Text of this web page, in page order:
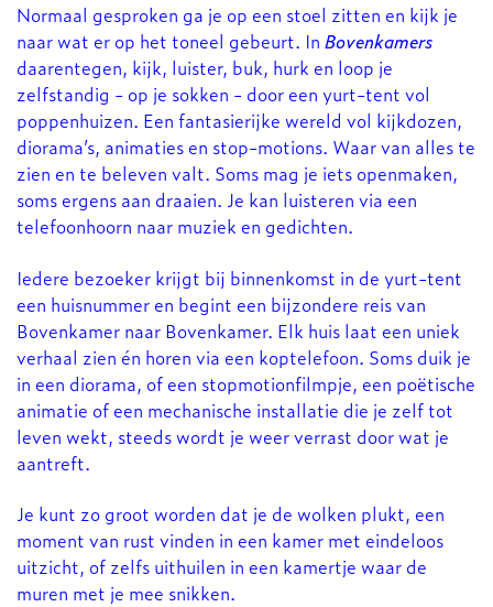
Normaal gesproken ga je op een stoel zitten en kijk je
naar wat er op het toneel gebeurt. In Bovenkamers
daarentegen, kijk, luister, buk, hurk en loop je
zelfstandig - op je sokken - door een yurt-tent vol
poppenhuizen. Een fantasierijke wereld vol kijkdozen,
diorama’s, animaties en stop-motions. Waar van alles te
zien en te beleven valt. Soms mag je iets openmaken,
soms ergens aan draaien. Je kan luisteren via een
telefoonhoorn naar muziek en gedichten.
Iedere bezoeker krijgt bij binnenkomst in de yurt-tent
een huisnummer en begint een bijzondere reis van
Bovenkamer naar Bovenkamer. Elk huis laat een uniek
verhaal zien én horen via een koptelefoon. Soms duik je
in een diorama, of een stopmotionfilmpje, een poëtische
animatie of een mechanische installatie die je zelf tot
leven wekt, steeds wordt je weer verrast door wat je
aantreft.
Je kunt zo groot worden dat je de wolken plukt, een
moment van rust vinden in een kamer met eindeloos
uitzicht, of zelfs uithuilen in een kamertje waar de
muren met je mee snikken.